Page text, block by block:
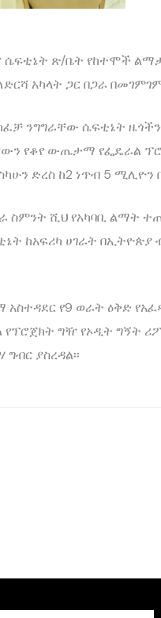
ጽ/ቤት የከተሞች
አካላት ጋር በጋራ በመገምገም
ንግግራቸው ሴፍቲኔት ዜጎችን
የቆየ ውጤታማ የፌዴራል
ድረስ ከ2 ነጥብ 5
ስምንት ሺህ የአካባቢ ልማት
ሀገራት በኢትዮጵያ
የ9 ወራት ዕቅድ
ግዥ የኦዲት ግኝት
ያስረዳል፡፡